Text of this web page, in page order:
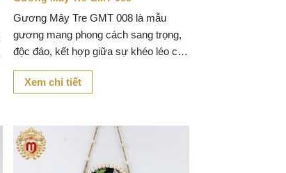
Gương Mây Tre GMT 008 là mẫu
gương mang phong cách sang trọng,
độc đáo, kết hợp giữa sự khéo léo của
nghệ nhân thủ công và chất liệu mây
tre tự nhiên
Xem chi tiết